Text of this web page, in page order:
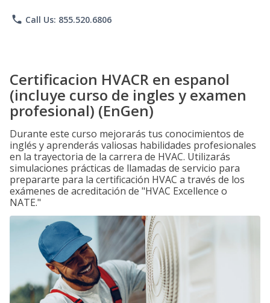
phone Call Us: 855.520.6806
Certificacion HVACR en espanol
(incluye curso de ingles y examen
profesional) (EnGen)
Durante este curso mejorarás tus conocimientos de
inglés y aprenderás valiosas habilidades profesionales
en la trayectoria de la carrera de HVAC. Utilizarás
simulaciones prácticas de llamadas de servicio para
prepararte para la certificación HVAC a través de los
exámenes de acreditación de "HVAC Excellence o
NATE."